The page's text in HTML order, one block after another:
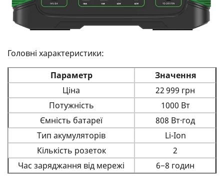
Головні характеристики:
Параметр
Значення
Ціна
22 999 грн
Потужність
1000 Вт
Ємність батареї
808 Вт·год
Тип акумуляторів
Li-Ion
Кількість розеток
2
Час заряджання від мережі
6−8 годин